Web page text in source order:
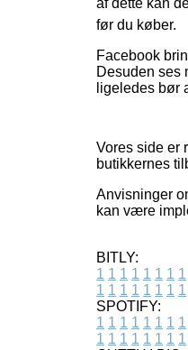
før du køber.
Facebook
Desuden ses
ligeledes bør
Vores side er
butikkernes
Anvisninger
kan være
BITLY:
1 1 1 1 1 1 1 1
1 1 1 1 1 1 1 1
SPOTIFY:
1 1 1 1 1 1 1 1
1 1 1 1 1 1 1 1